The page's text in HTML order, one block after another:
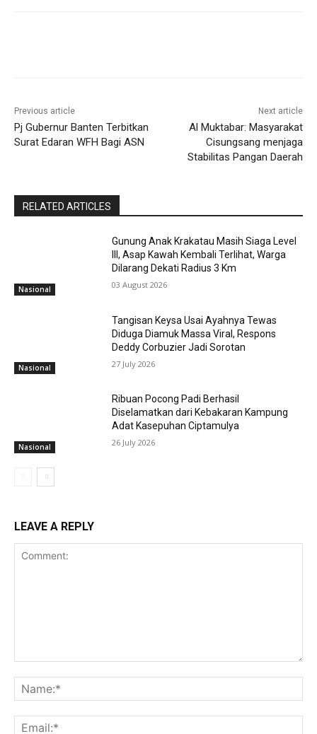
Previous article
Pj Gubernur Banten Terbitkan
Surat Edaran WFH Bagi ASN
Next article
Al Muktabar: Masyarakat
Cisungsang menjaga
Stabilitas Pangan Daerah
RELATED ARTICLES
Nasional
Gunung Anak Krakatau Masih Siaga Level
III, Asap Kawah Kembali Terlihat, Warga
Dilarang Dekati Radius 3 Km
03 August 2026
Nasional
Tangisan Keysa Usai Ayahnya Tewas
Diduga Diamuk Massa Viral, Respons
Deddy Corbuzier Jadi Sorotan
27 July 2026
Nasional
Ribuan Pocong Padi Berhasil
Diselamatkan dari Kebakaran Kampung
Adat Kasepuhan Ciptamulya
26 July 2026
LEAVE A REPLY